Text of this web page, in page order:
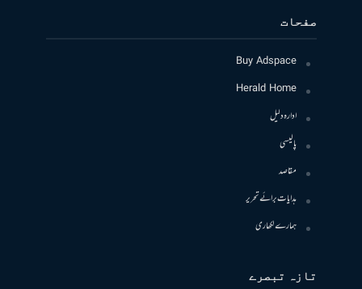
صفحات
Buy Adspace
Herald Home
ادارہ دلیل
پالیسی
مقاصد
ہدایات برائے تحریر
ہمارے لکھاری
تازہ تبصرے